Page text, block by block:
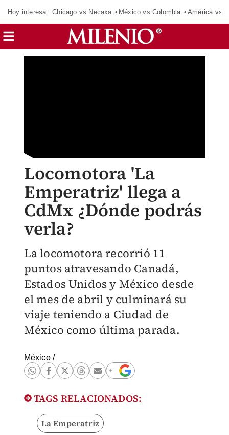
Hoy interesa: Chicago vs Necaxa México vs Colombia América vs
Locomotora 'La
Emperatriz' llega a
CdMx ¿Dónde podrás
verla?
La locomotora recorrió 11
puntos atravesando Canadá,
Estados Unidos y México desde
el mes de abril y culminará su
viaje teniendo a Ciudad de
México como última parada.
México/
TAGS RELACIONADOS:
La Emperatriz